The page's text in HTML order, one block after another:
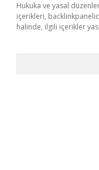
Hukuka ve yasal
içerikleri,
halinde, ilgili içerikler